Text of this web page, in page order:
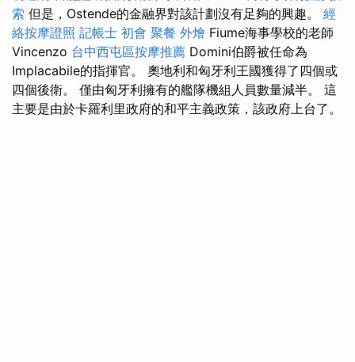
索 但是，Ostende的金融界對該計劃沒有足夠的興趣。 經
絡按摩證照 記帳士 初會 聚餐 外燴 Fiume海事學校的老師
Vincenzo 台中西屯區按摩推薦 Domini伯爵被任命為
Implacabile的指揮官。 奧地利和匈牙利王國獲得了四個或
四個後衛。 僅由匈牙利擁有的艦隊機組人員數量減半。 這
主要是由於卡羅利里政府的和平主義政策，該政府上台了。